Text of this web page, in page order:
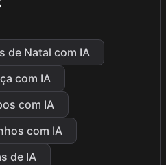
de Natal com IA
com IA
com IA
com IA
de IA